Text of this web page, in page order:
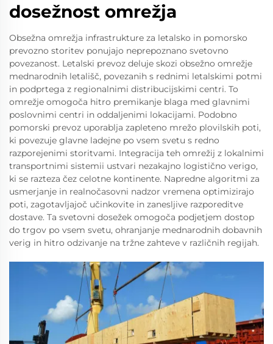
dosežnost omrežja
Obsežna omrežja infrastrukture za letalsko in pomorsko
prevozno storitev ponujajo neprepoznano svetovno
povezanost. Letalski prevoz deluje skozi obsežno omrežje
mednarodnih letališč, povezanih s rednimi letalskimi potmi
in podprtega z regionalnimi distribucijskimi centri. To
omrežje omogoča hitro premikanje blaga med glavnimi
poslovnimi centri in oddaljenimi lokacijami. Podobno
pomorski prevoz uporablja zapleteno mrežo plovilskih poti,
ki povezuje glavne ladejne po vsem svetu s redno
razporejenimi storitvami. Integracija teh omrežij z lokalnimi
transportnimi sistemii ustvari nezakajno logistično verigo,
ki se razteza čez celotne kontinente. Napredne algoritmi za
usmerjanje in realnočasovni nadzor vremena optimizirajo
poti, zagotavljajoč učinkovite in zanesljive razporeditve
dostave. Ta svetovni dosežek omogoča podjetjem dostop
do trgov po vsem svetu, ohranjanje mednarodnih dobavnih
verig in hitro odzivanje na tržne zahteve v različnih regijah.